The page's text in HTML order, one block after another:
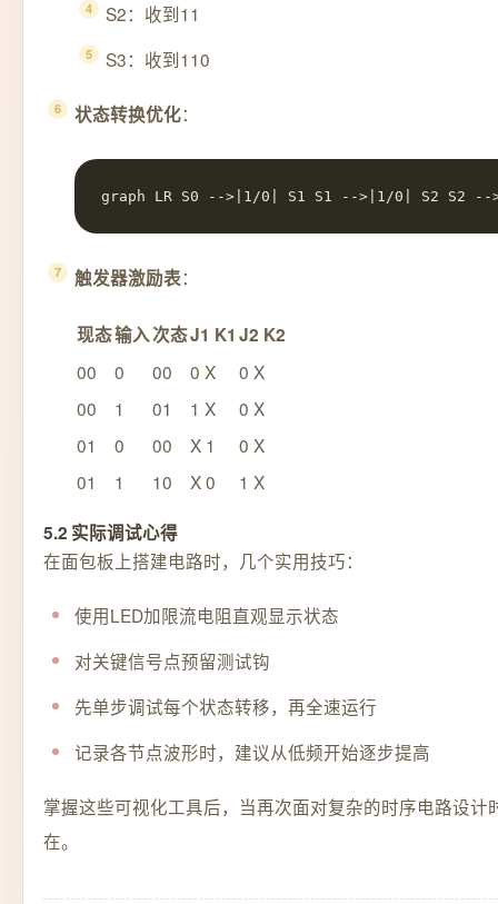
S2：收到11
S3：收到110
状态转换优化：
graph LR S0 -->|1/0| S1 S1 -->|1/0| S2 S2
触发器激励表：
现态输入次态J1 K1 J2 K2
00
0 00 0 X
0 X
00
1 01 1 X
0 X
01
0 00 X 1
0 X
01
1 10 X 0 1 X
5.2 实际调试心得
在面包板上搭建电路时，几个实用技巧：
使用LED加限流电阻直观显示状态
对关键信号点预留测试钩
先单步调试每个状态转移，再全速运行
记录各节点波形时，建议从低频开始逐步提高
掌握这些可视化工具后，当再次面对复杂的时序电路设
在。